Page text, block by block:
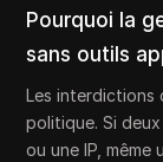
Pourquoi la
sans outils
Les interdictions
politique. Si
ou une IP,